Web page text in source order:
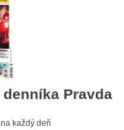
Pravda
každý deň